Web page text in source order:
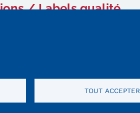
/ Labels qualité
TOUT ACCEPTER